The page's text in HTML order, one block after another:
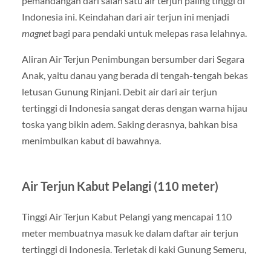
Indonesia ini. Keindahan dari air terjun ini menjadi
magnetbagi para pendaki untuk melepas rasa lelahnya.
Aliran Air Terjun Penimbungan bersumber dari Segara
Anak, yaitu danau yang berada di tengah-tengah bekas
letusan Gunung Rinjani. Debit air dari air terjun
tertinggi di Indonesia sangat deras dengan warna hijau
toska yang bikin adem. Saking derasnya, bahkan bisa
menimbulkan kabut di bawahnya.
Air Terjun Kabut Pelangi (110 meter)
Tinggi Air Terjun Kabut Pelangi yang mencapai 110
meter membuatnya masuk ke dalam daftar air terjun
tertinggi di Indonesia. Terletak di kaki Gunung Semeru,